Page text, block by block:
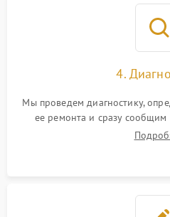
4.
Мы проведем диагностику,
ее ремонта и сразу